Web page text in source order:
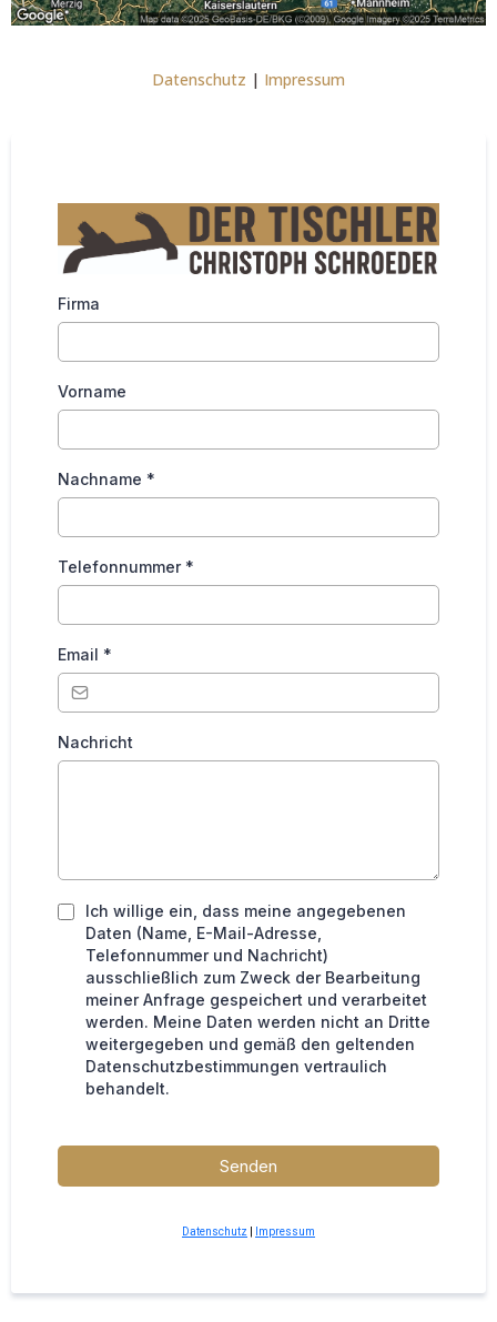
Datenschutz | Impressum
Firma
Vorname
Nachname *
Telefonnummer *
Email *
Nachricht
Ich willige ein, dass meine angegebenen
Daten (Name, E-Mail-Adresse,
Telefonnummer und Nachricht)
ausschließlich zum Zweck der Bearbeitung
meiner Anfrage gespeichert und verarbeitet
werden. Meine Daten werden nicht an Dritte
weitergegeben und gemäß den geltenden
Datenschutzbestimmungen vertraulich
behandelt.
Senden
Datenschutz Impressum